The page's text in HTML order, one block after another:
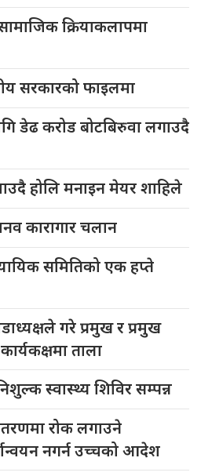
क्रियाकलापमा
सरकारको फाइलमा
डेढ करोड बोटबिरुवा लगाउदै
होलि मनाइन मेयर शाहिले
कारागार चलान
समितिको एक हप्ते
गरे प्रमुख र प्रमुख
ताला
स्वास्थ्य शिविर सम्पन्न
रोक लगाउने
नगर्न उच्चको आदेश